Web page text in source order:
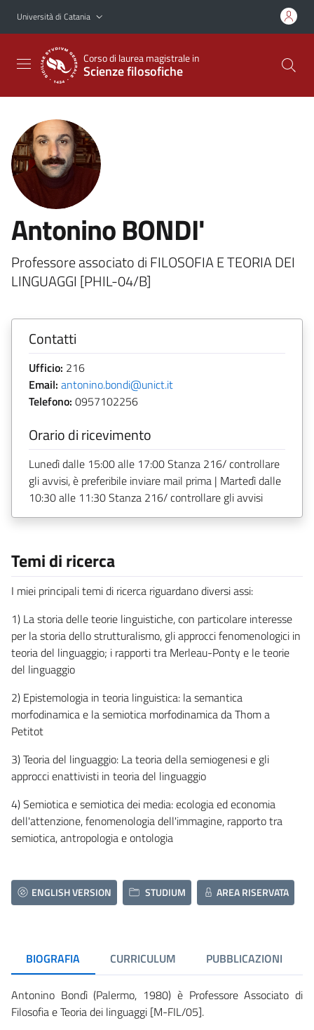
Vai al contenuto principale
Vai al menu di navigazione
Università di Catania
Corso di laurea magistrale in
Scienze filosofiche
Antonino BONDI'
Professore associato di FILOSOFIA E TEORIA DEI
LINGUAGGI [PHIL-04/B]
Contatti
Ufficio: 216
Email: antonino.bondi@unict.it
Telefono: 0957102256
Orario di ricevimento
Lunedì dalle 15:00 alle 17:00 Stanza 216/ controllare
gli avvisi, è preferibile inviare mail prima | Martedì dalle
10:30 alle 11:30 Stanza 216/ controllare gli avvisi
Temi di ricerca
I miei principali temi di ricerca riguardano diversi assi:
1) La storia delle teorie linguistiche, con particolare interesse
per la storia dello strutturalismo, gli approcci fenomenologici in
teoria del linguaggio; i rapporti tra Merleau-Ponty e le teorie
del linguaggio
2) Epistemologia in teoria linguistica: la semantica
morfodinamica e la semiotica morfodinamica da Thom a
Petitot
3) Teoria del linguaggio: La teoria della semiogenesi e gli
approcci enattivisti in teoria del linguaggio
4) Semiotica e semiotica dei media: ecologia ed economia
dell'attenzione, fenomenologia dell'immagine, rapporto tra
semiotica, antropologia e ontologia
ENGLISH VERSION STUDIUM AREA RISERVATA
BIOGRAFIA CURRICULUM PUBBLICAZIONI
Antonino Bondì (Palermo, 1980) è Professore Associato di
Filosofia e Teoria dei linguaggi [M-FIL/05].